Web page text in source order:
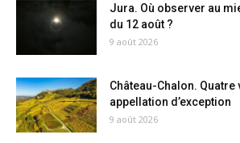
Jura. Où observer au
du 12 août ?
9 août 2026
Château-Chalon.
appellation d’exception
9 août 2026